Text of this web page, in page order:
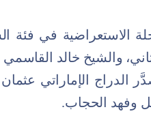
الاستعراضية في فئة
والشيخ خالد
الدراج الإماراتي
وفهد الحجاب.